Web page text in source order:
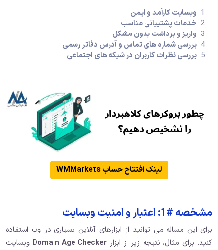
وبسایت کارآمد و ایمن
خدمات پشتیبانی مناسب
واریز و برداشت بدون مشکل
بررسی شماره های تماس و آدرس دفاتر رسمی
بررسی نظرات کاربران در شبکه های اجتماعی
لینک افتتاح حساب WMMarkets
مشخصه #1: اعتبار و امنیت وبسایت
برای این مساله می توانید از ابزارهای آنلاین بسیاری در وب استفاده
کنید. برای مثال، نتیجه زیر از ابزار Domain Age Checker وبسایت